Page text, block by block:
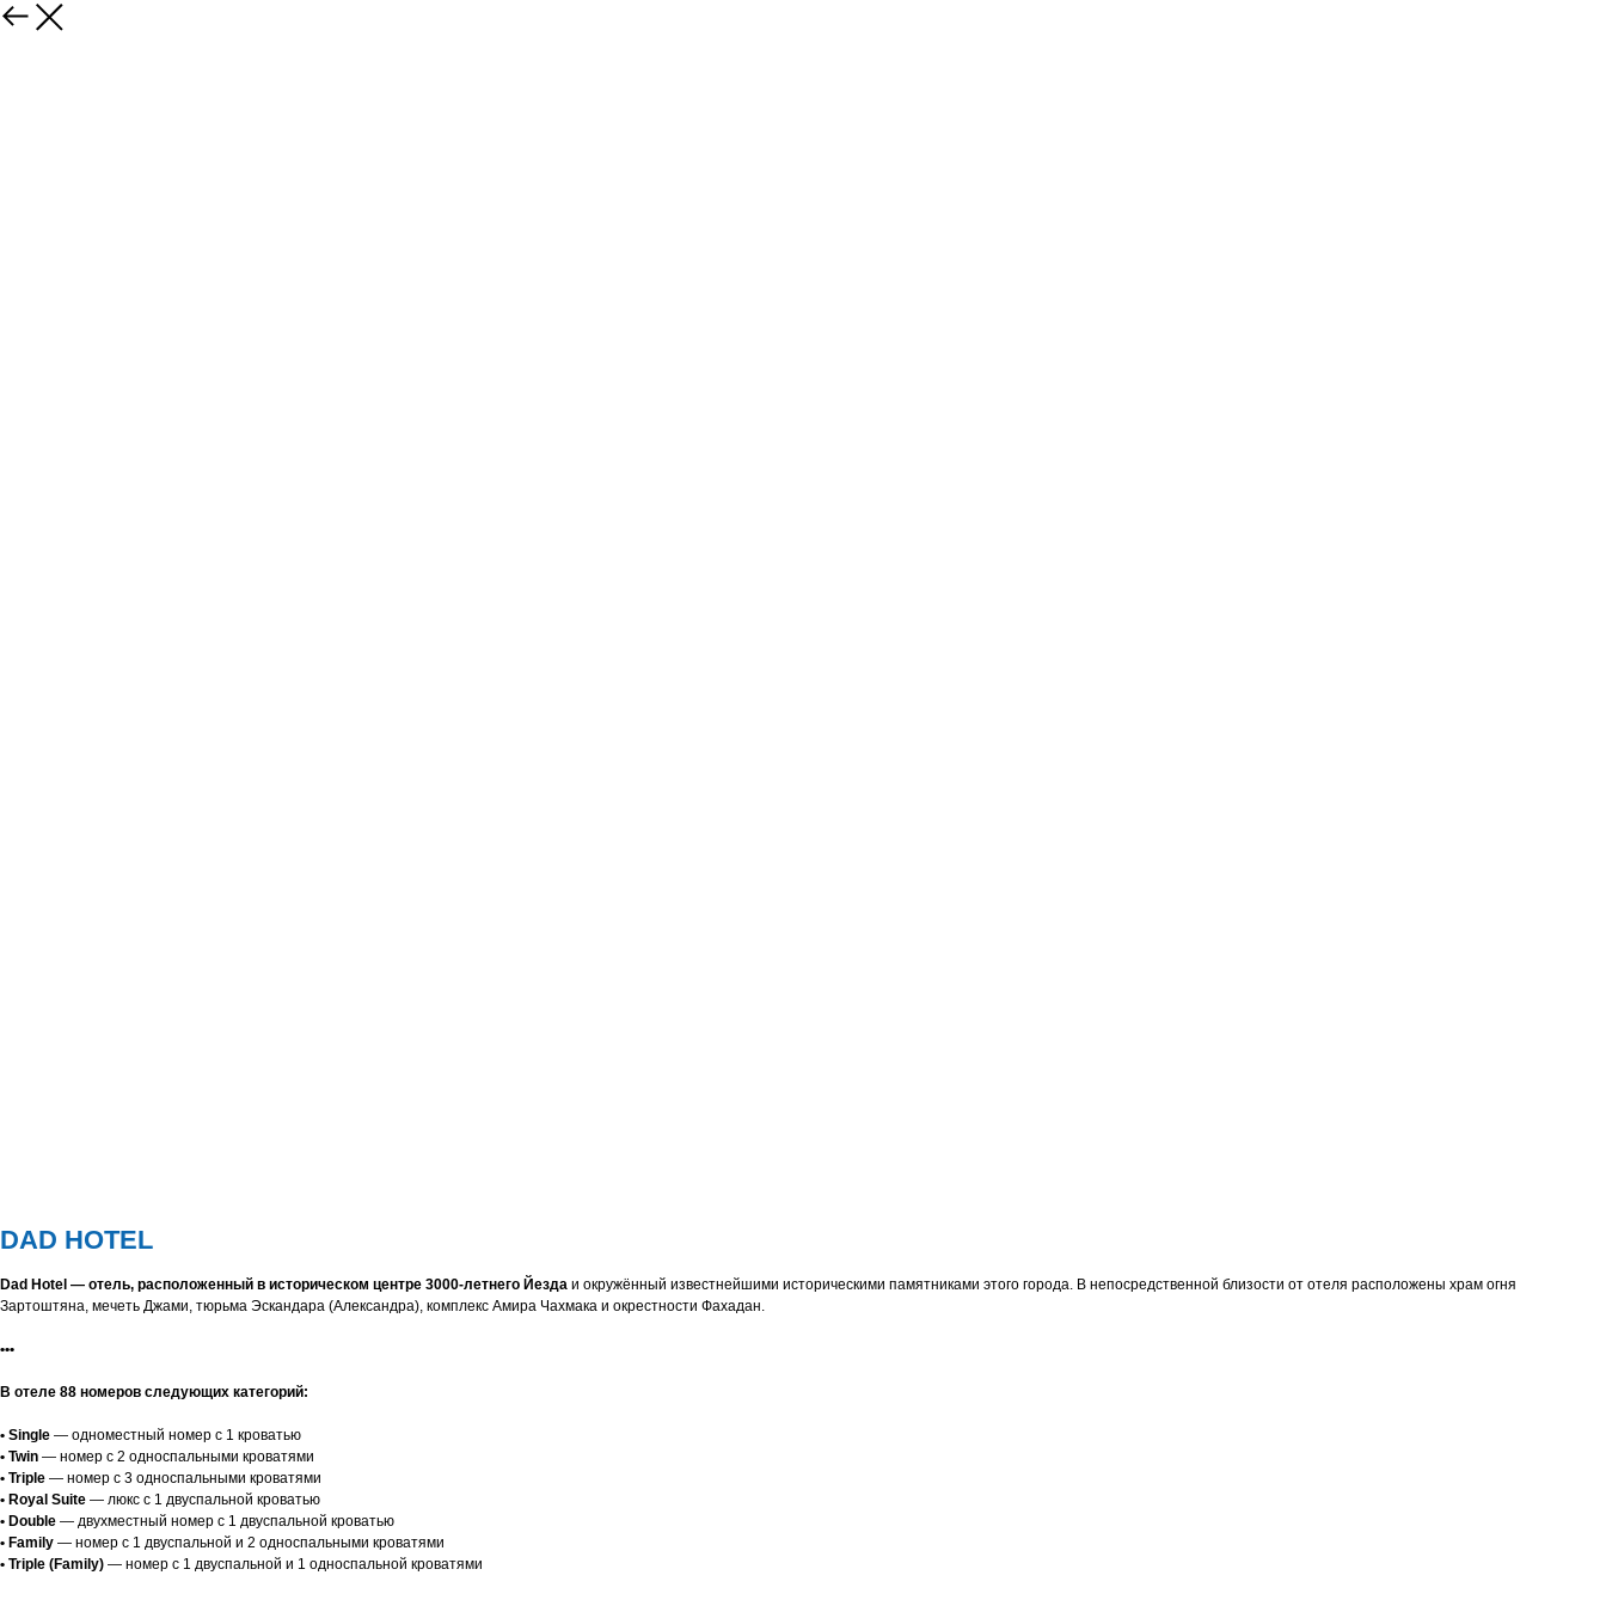
DAD HOTEL
Dad Hotel — отель, расположенный в историческом центре 3000-летнего Йезда и окружённый известнейшими историческими памятниками этого города. В непосредственной близости от отеля расположены храм огня
Зартоштяна, мечеть Джами, тюрьма Эскандара (Александра), комплекс Амира Чахмака и окрестности Фахадан.
•••
В отеле 88 номеров следующих категорий:
• Single — одноместный номер с 1 кроватью
• Twin — номер с 2 односпальными кроватями
• Triple — номер с 3 односпальными кроватями
• Royal Suite — люкс с 1 двуспальной кроватью
• Double — двухместный номер с 1 двуспальной кроватью
• Family — номер с 1 двуспальной и 2 односпальными кроватями
• Triple (Family) — номер с 1 двуспальной и 1 односпальной кроватями